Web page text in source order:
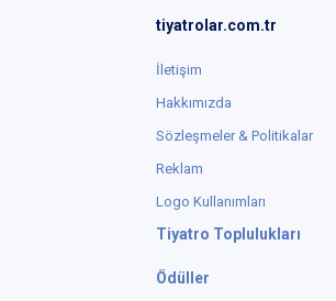
tiyatrolar.com.tr
İletişim
Hakkımızda
Sözleşmeler & Politikalar
Reklam
Logo Kullanımları
Tiyatro Toplulukları
Ödüller